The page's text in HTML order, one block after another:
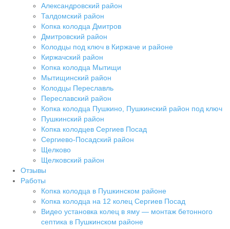
Александровский район
Талдомский район
Копка колодца Дмитров
Дмитровский район
Колодцы под ключ в Киржаче и районе
Киржачский район
Копка колодца Мытищи
Мытищинский район
Колодцы Переславль
Переславский район
Копка колодца Пушкино, Пушкинский район под ключ
Пушкинский район
Копка колодцев Сергиев Посад
Сергиево-Посадский район
Щелково
Щелковский район
Отзывы
Работы
Копка колодца в Пушкинском районе
Копка колодца на 12 колец Сергиев Посад
Видео установка колец в яму — монтаж бетонного
септика в Пушкинском районе